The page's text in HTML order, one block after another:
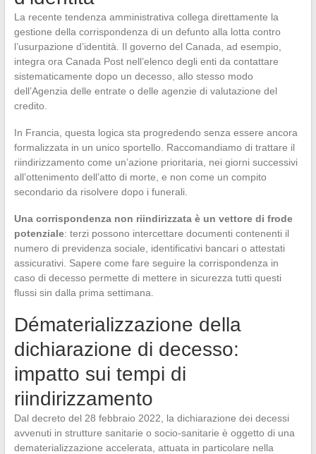
La recente tendenza amministrativa collega direttamente la
gestione della corrispondenza di un defunto alla lotta contro
l’usurpazione d’identità. Il governo del Canada, ad esempio,
integra ora Canada Post nell’elenco degli enti da contattare
sistematicamente dopo un decesso, allo stesso modo
dell’Agenzia delle entrate o delle agenzie di valutazione del
credito.
In Francia, questa logica sta progredendo senza essere ancora
formalizzata in un unico sportello. Raccomandiamo di trattare il
riindirizzamento come un’azione prioritaria, nei giorni successivi
all’ottenimento dell’atto di morte, e non come un compito
secondario da risolvere dopo i funerali.
Una corrispondenza non riindirizzata è un vettore di frode
potenziale: terzi possono intercettare documenti contenenti il
numero di previdenza sociale, identificativi bancari o attestati
assicurativi. Sapere come fare seguire la corrispondenza in
caso di decesso permette di mettere in sicurezza tutti questi
flussi sin dalla prima settimana.
Dématerializzazione della
dichiarazione di decesso:
impatto sui tempi di
riindirizzamento
Dal decreto del 28 febbraio 2022, la dichiarazione dei decessi
avvenuti in strutture sanitarie o socio-sanitarie è oggetto di una
dematerializzazione accelerata, attuata in particolare nella